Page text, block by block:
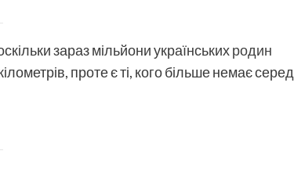
зараз мільйони українськихродин
проте є ті, кого більше немає серед